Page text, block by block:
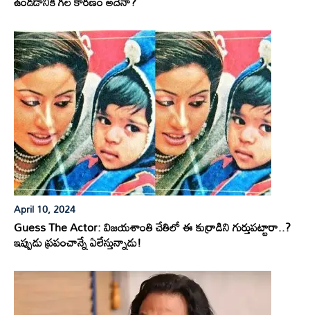
April 10, 2024
Guess The Actor: విజయశాంతి చేతిలో ఈ కుర్రాడిని గుర్తుపట్టారా..?
ఇప్పుడు ప్రపంచాన్నే ఏలేస్తున్నాడు!